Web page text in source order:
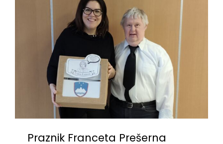
KOOPERANTSKO DELO
PRODAJNI IZDELKI
AKTUALNO
Praznik Franceta Prešerna